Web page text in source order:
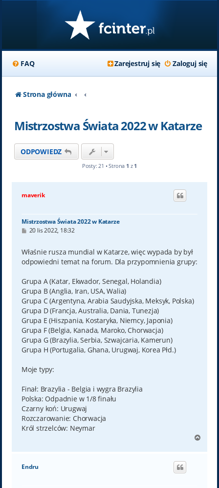
FAQ Zaloguj się
Zarejestruj się
Strona główna
Mistrzostwa Świata 2022 w Katarze
ODPOWIEDZ
Posty: 21 • Strona 1 z 1
maverik
Mistrzostwa Świata 2022 w Katarze
P
t
20 lis 2022, 18:32
Właśnie rusza mundial w Katarze, więc wypada by był
odpowiedni temat na forum. Dla przypomnienia grupy:
Grupa A (Katar, Ekwador, Senegal, Holandia)
Grupa B (Anglia, Iran, USA, Walia)
Grupa C (Argentyna, Arabia Saudyjska, Meksyk, Polska)
Grupa D (Francja, Australia, Dania, Tunezja)
Grupa E (Hiszpania, Kostaryka, Niemcy, Japonia)
Grupa F (Belgia, Kanada, Maroko, Chorwacja)
Grupa G (Brazylia, Serbia, Szwajcaria, Kamerun)
Grupa H (Portugalia, Ghana, Urugwaj, Korea Płd.)
Moje typy:
Finał: Brazylia - Belgia i wygra Brazylia
Polska: Odpadnie w 1/8 finału
Czarny koń: Urugwaj
Rozczarowanie: Chorwacja
Król strzelców: Neymar
g
Endru